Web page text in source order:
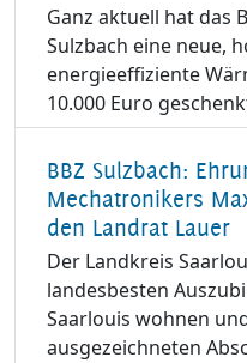
Ganz aktuell hat das
Sulzbach eine neue,
energieeffiziente
10.000 Euro
BBZ Sulzbach:
Mechatronikers
den Landrat Lauer
Der Landkreis
landesbesten
Saarlouis wohnen
ausgezeichneten